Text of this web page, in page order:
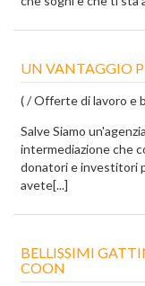
UN VANTAGGIO
( / Offerte di lavoro e
Salve Siamo
intermediazione che
donatori e investitori
avete[...]
BELLISSIMI
COON